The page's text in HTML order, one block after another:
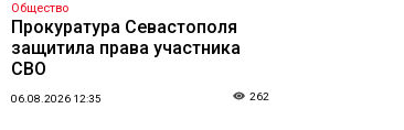
Общество
Прокуратура Севастополя
защитила права участника
СВО
06.08.2026 12:35 262